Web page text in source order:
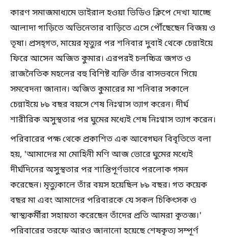
কারণ সমাজমাধ্যমে ভাইরাল হওয়া ভিডিও ক্লিপে দেখা যাচ্ছে
আলাদা গাড়িতে অভিনেতার বাড়িতে এসে পৌঁছেছেন বিজয় ও
তৃষা। প্রসহ্গত, মায়ের মৃত্যুর পর শনিবার দুবাই থেকে চেন্নাইয়ে
ফিরে আসেন অজিত কুমার। এরপরই চলচ্চিত্র জগত ও
রাজনৈতিক মহলের বহু বিশিষ্ট ব্যক্তি তাঁর বাসভবনে গিয়ে
সমবেদনা জানান। অজিত কুমারের মা শনিবার সকালে
চেন্নাইয়ে ৮৯ বছর বয়সে শেষ নিঃশ্বাস ত্যাগ করেন। দীর্ঘ
শারীরিক অসুস্থতার পর ঘুমের মধ্যেই শেষ নিঃশ্বাস ত্যাগ করেন।
পরিবারের পক্ষ থেকে প্রকাশিত এক আবেগঘন বিবৃতিতে বলা
হয়, 'আমাদের মা মোহিনী মণি আজ ভোরে ঘুমের মধ্যেই
দীর্ঘদিনের অসুস্থতার পর শান্তিপূর্ণভাবে পরলোক গমন
করেছেন। মৃত্যুকালে তাঁর বয়স হয়েছিল ৮৯ বছর। গত কয়েক
বছর মা এবং আমাদের পরিবারকে যে সকল চিকিৎসক ও
স্বাস্থ্যকর্মীরা সহায়তা করেছেন তাঁদের প্রতি আমরা কৃতজ্ঞ।'
পরিবারের তরফে আরও জানানো হয়েছে শেষকৃত্য সম্পূর্ণ